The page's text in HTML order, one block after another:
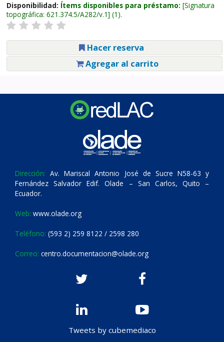
Disponibilidad: Ítems disponibles para préstamo: Signatura
topográfica: 621.374.5/A282/v.1 (1).
Hacer reserva
Agregar al carrito
Dirección: Av. Mariscal Antonio José de Sucre N58-63 y
Fernández Salvador Edif. Olade – San Carlos, Quito –
Ecuador.
Web: www.olade.org
Teléfono: (593 2) 259 8122 / 2598 280
Correo: centro.documentacion@olade.org
Tweets by cubemediaco